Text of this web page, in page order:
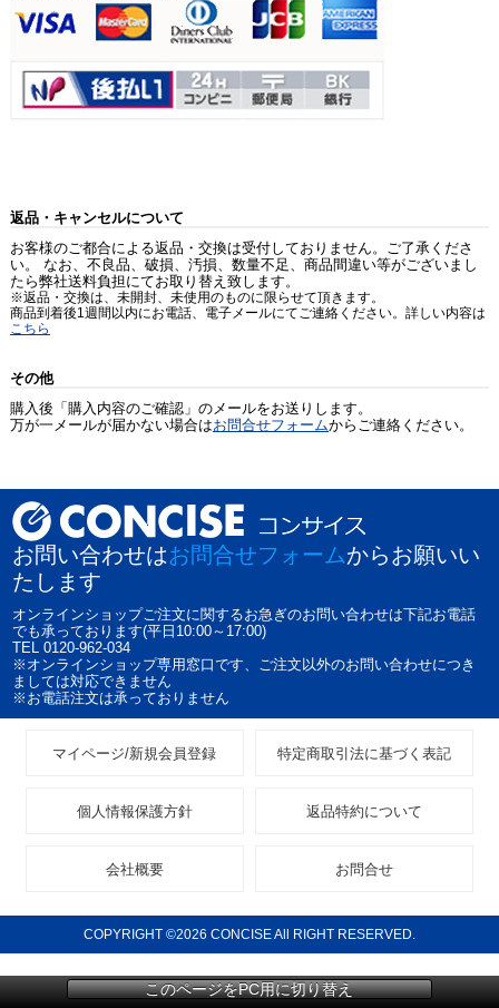
返品・キャンセルについて
お客様のご都合による返品・交換は受付しておりません。ご了承くださ
い。 なお、不良品、破損、汚損、数量不足、商品間違い等がございまし
たら弊社送料負担にてお取り替え致します。
※返品・交換は、未開封、未使用のものに限らせて頂きます。
商品到着後1週間以内にお電話、電子メールにてご連絡ください。詳しい内容は
こちら
その他
購入後「購入内容のご確認」のメールをお送りします。
万が一メールが届かない場合はお問合せフォームからご連絡ください。
お問い合わせはお問合せフォームからお願いい
たします
オンラインショップご注文に関するお急ぎのお問い合わせは下記お電話
でも承っております(平日10:00～17:00)
TEL 0120-962-034
※オンラインショップ専用窓口です、ご注文以外のお問い合わせにつき
ましては対応できません
※お電話注文は承っておりません
マイページ/新規会員登録 特定商取引法に基づく表記
個人情報保護方針 返品特約について
会社概要 お問合せ
COPYRIGHT ©2026 CONCISE All RIGHT RESERVED.
このページをPC用に切り替え